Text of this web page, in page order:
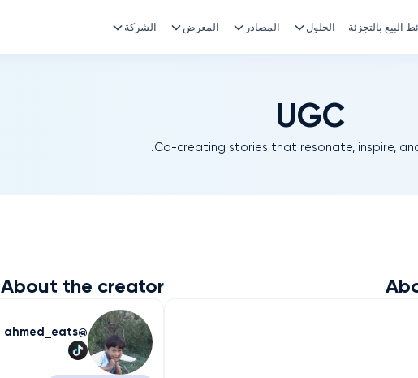
البيع بالتجزئة الحلول المصادر المعرض الشركة
UGC
Co-creating stories that resonate, inspire,
About the creator
ahmed_eats